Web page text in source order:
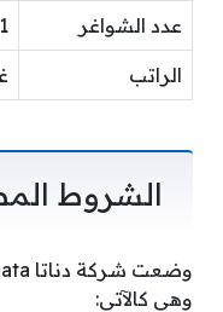
عدد الشواغر 1
الراتب
الشروط
وهي كالآتي: